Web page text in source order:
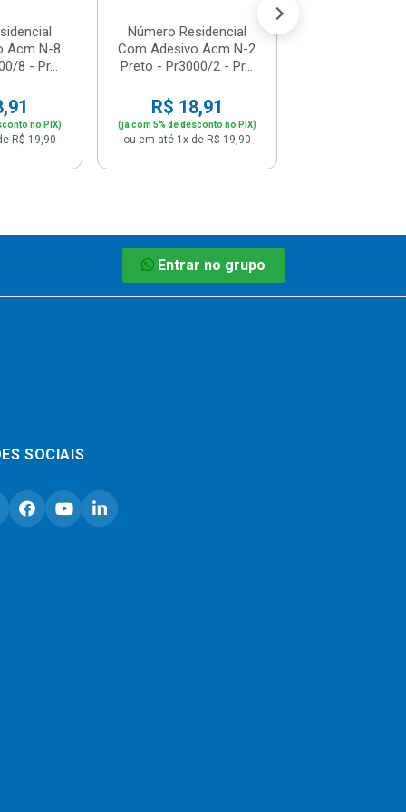
Acm N-8
8 - Pr...
no PIX)
R$ 19,90
Número Residencial
Com Adesivo Acm N-2
Preto - Pr3000/2 - Pr...
R$ 18,91
(já com 5% de desconto no PIX)
ou em até 1x de R$ 19,90
Entrar no grupo
SOCIAIS